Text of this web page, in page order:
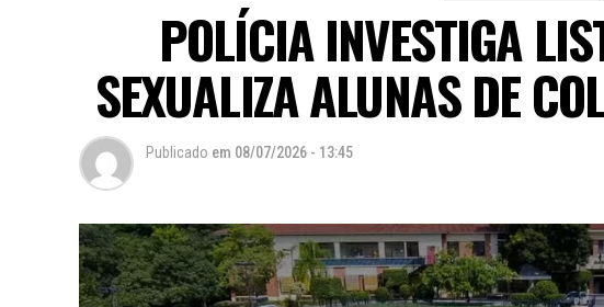
POLÍCIA INVESTIGA
SEXUALIZA ALUNAS DE
Publicado em 08/07/2026 - 13:45